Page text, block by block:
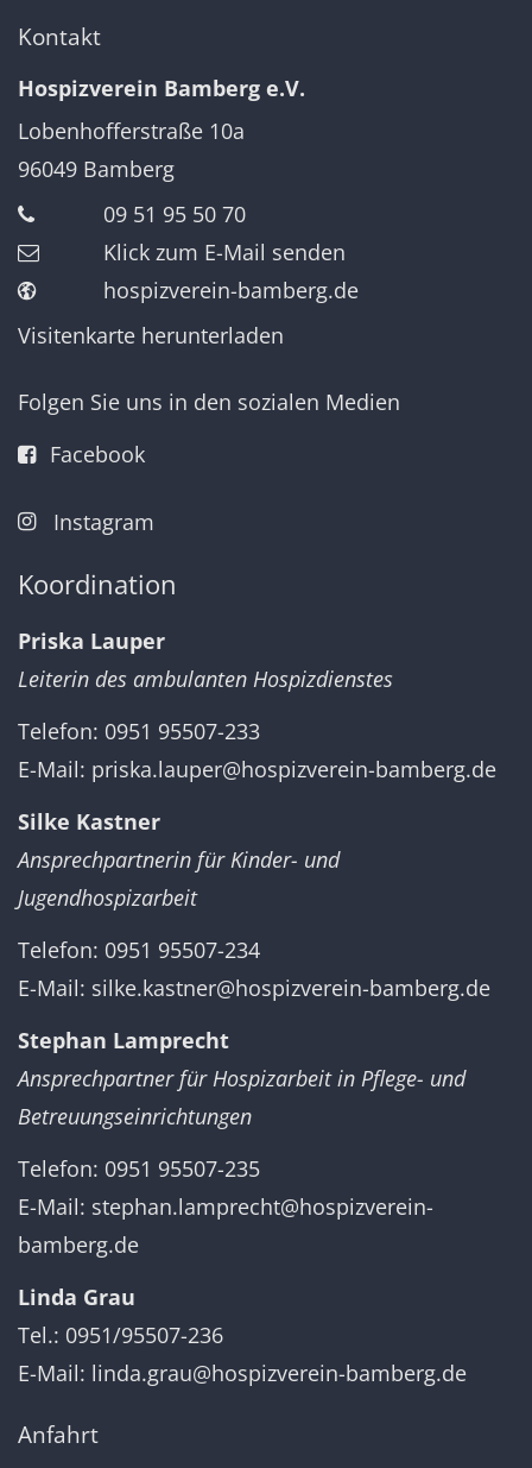
Kontakt
Hospizverein Bamberg e.V.
Lobenhofferstraße 10a
96049 Bamberg
09 51 95 50 70
Klick zum E-Mail senden
hospizverein-bamberg.de
Visitenkarte herunterladen
Folgen Sie uns in den sozialen Medien
Facebook
Instagram
Koordination
Priska Lauper
Leiterin des ambulanten Hospizdienstes
Telefon: 0951 95507-233
E-Mail: priska.lauper@hospizverein-bamberg.de
Silke Kastner
Ansprechpartnerin für Kinder- und
Jugendhospizarbeit
Telefon: 0951 95507-234
E-Mail: silke.kastner@hospizverein-bamberg.de
Stephan Lamprecht
Ansprechpartner für Hospizarbeit in Pflege- und
Betreuungseinrichtungen
Telefon: 0951 95507-235
E-Mail: stephan.lamprecht@hospizverein-
bamberg.de
Linda Grau
Tel.: 0951/95507-236
E-Mail: linda.grau@hospizverein-bamberg.de
Anfahrt